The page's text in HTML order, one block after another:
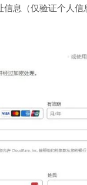
息（仅验证个人